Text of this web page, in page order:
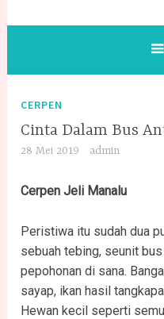
CERPEN
Cinta Dalam Bus
28 Mei 2019 admin
Cerpen Jeli Manalu
Peristiwa itu sudah dua
sebuah tebing, seunit
pepohonan di sana.
sayap, ikan hasil
Hewan kecil seperti